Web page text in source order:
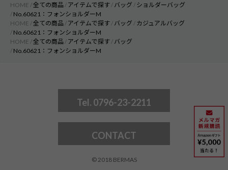
HOME 全ての商品 アイテムで探す バッグ
ショルダーバッグ
No.60621：フォンショルダーM
HOME 全ての商品 アイテムで探す バッグ
カジュアルバッグ
No.60621：フォンショルダーM
HOME 全ての商品 アイテムで探す バッグ
No.60621：フォンショルダーM
Tel. 0796-23-2211
CONTACT
© 2018 BERMAS